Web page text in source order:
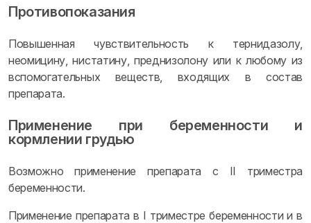
Противопоказания
Повышенная чувствительность к тернидазолу,
неомицину, нистатину, преднизолону или к любому из
вспомогательных веществ, входящих в состав
препарата.
Применение при беременности и
кормлении грудью
Возможно применение препарата с II триместра
беременности.
Применение препарата в I триместре беременности и в